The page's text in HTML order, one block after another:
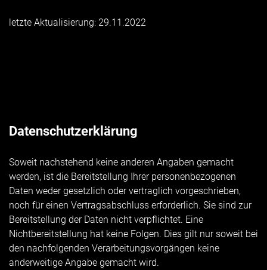
letzte Aktualisierung: 29.11.2022
Datenschutzerklärung
Soweit nachstehend keine anderen Angaben gemacht
werden, ist die Bereitstellung Ihrer personenbezogenen
Daten weder gesetzlich oder vertraglich vorgeschrieben,
noch für einen Vertragsabschluss erforderlich. Sie sind zur
Bereitstellung der Daten nicht verpflichtet. Eine
Nichtbereitstellung hat keine Folgen. Dies gilt nur soweit bei
den nachfolgenden Verarbeitungsvorgängen keine
anderweitige Angabe gemacht wird.